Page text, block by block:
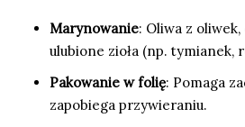
Marynowanie: Oliwa z
ulubione zioła (np. tymianek,
Pakowanie w folię: Pomaga
zapobiega przywieraniu.